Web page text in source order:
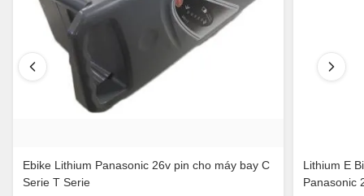
Ebike Lithium Panasonic 26v pin cho máy bay C
Serie T Serie
Lithium E
Panasonic